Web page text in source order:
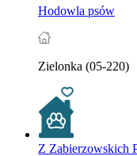
Hodowla psów
Zielonka (05-220)
Z Zabierzowskich